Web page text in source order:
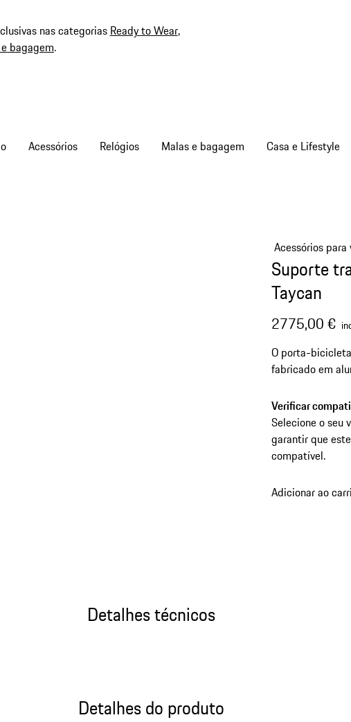
nas categorias Ready to Wear,
bagagem.
Acessórios Relógios Malas e bagagem Casa e Lifestyle
Acessórios para
Suporte
Taycan
2775,00 €
O porta-
fabricado em
Verificar
Selecione o seu
garantir que
compatível.
Adicionar ao
Detalhes técnicos
Detalhes do produto